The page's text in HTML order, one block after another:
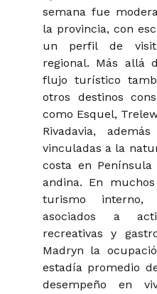
semana fue
la provincia, con
un perfil de
regional. Más allá
flujo turístico
otros destinos
como Esquel,
Rivadavia,
vinculadas a la
costa en
andina. En
turismo interno,
asociados a
recreativas y
Madryn la
estadía promedio
desempeño en